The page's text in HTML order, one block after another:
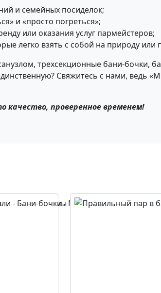
и семейных посиделок;
и «просто погреться»;
или оказания услуг пармейстеров;
легко взять с собой на природу или
трехсекционные бани-бочки,
Свяжитесь с нами, ведь
качество, проверенное временем!